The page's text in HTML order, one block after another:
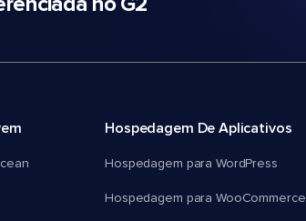
no G2
Hospedagem De Aplicativos
Hospedagem para WordPress
Hospedagem para WooCommerce